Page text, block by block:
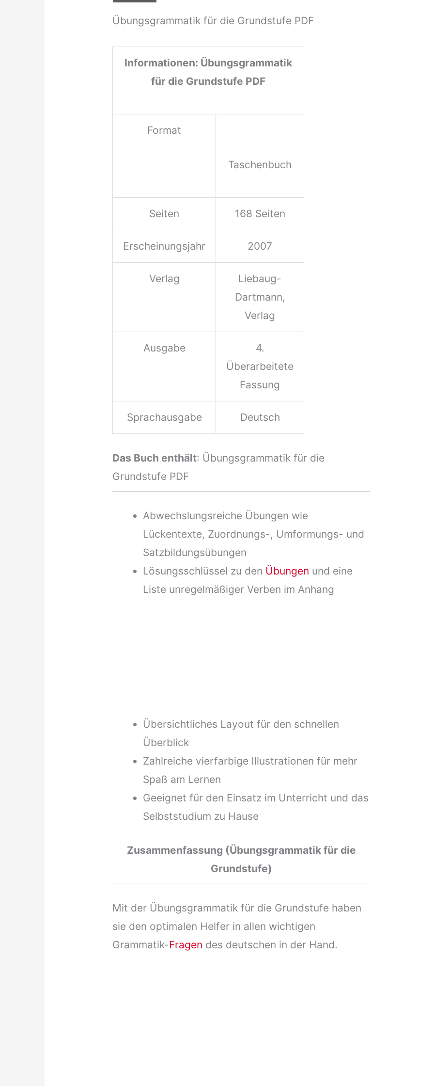
Übungsgrammatik für die Grundstufe PDF
Informationen: Übungsgrammatik
für die Grundstufe PDF
Format
Taschenbuch
Seiten 168 Seiten
Erscheinungsjahr 2007
Verlag
Liebaug-
Dartmann,
Verlag
Ausgabe
4.
Überarbeitete
Fassung
Sprachausgabe Deutsch
Das Buch enthält: Übungsgrammatik für die
Grundstufe PDF
Abwechslungsreiche Übungen wie
Lückentexte, Zuordnungs-, Umformungs- und
Satzbildungsübungen
Lösungsschlüssel zu den Übungen und eine
Liste unregelmäßiger Verben im Anhang
Übersichtliches Layout für den schnellen
Überblick
Zahlreiche vierfarbige Illustrationen für mehr
Spaß am Lernen
Geeignet für den Einsatz im Unterricht und das
Selbststudium zu Hause
Zusammenfassung (Übungsgrammatik für die
Grundstufe)
Mit der Übungsgrammatik für die Grundstufe haben
sie den optimalen Helfer in allen wichtigen
Grammatik-Fragen des deutschen in der Hand.